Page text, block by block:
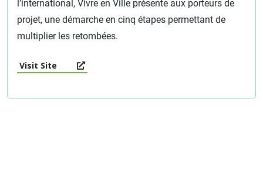
projet, une démarche en cinq étapes permettant de
multiplier les retombées.
Visit Site